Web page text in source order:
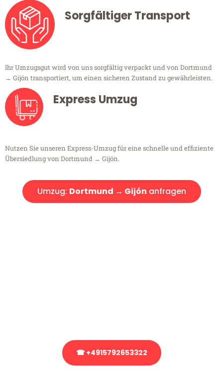
Sorgfältiger Transport
Ihr Umzugsgut wird von uns sorgfältig verpackt und von Dortmund
→ Gijón transportiert, um einen sicheren Zustand zu gewährleisten.
Express Umzug
Nutzen Sie unseren Express-Umzug für eine schnelle und effiziente
Übersiedlung von Dortmund → Gijón.
Umzug: Dortmund → Gijón anfragen
☎ +4915792653322